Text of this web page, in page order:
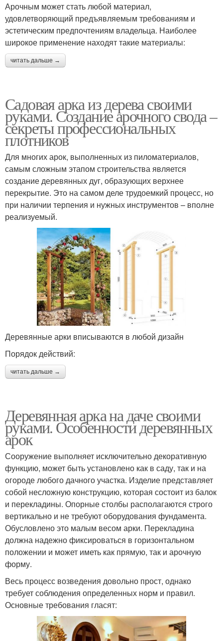
Арочным может стать любой материал,
удовлетворяющий предъявляемым требованиям и
эстетическим предпочтениям владельца. Наиболее
широкое применение находят такие материалы:
читать дальше →
Садовая арка из дерева своими
руками. Создание арочного свода –
секреты профессиональных
плотников
Для многих арок, выполненных из пиломатериалов,
самым сложным этапом строительства является
создание деревянных дуг, образующих верхнее
перекрытие. Это на самом деле трудоемкий процесс, но
при наличии терпения и нужных инструментов – вполне
реализуемый.
Деревянные арки вписываются в любой дизайн
Порядок действий:
читать дальше →
Деревянная арка на даче своими
руками. Особенности деревянных
арок
Сооружение выполняет исключительно декоративную
функцию, может быть установлено как в саду, так и на
огороде любого дачного участка. Изделие представляет
собой несложную конструкцию, которая состоит из балок
и перекладины. Опорные столбы располагаются строго
вертикально и не требуют оборудования фундамента.
Обусловлено это малым весом арки. Перекладина
должна надежно фиксироваться в горизонтальном
положении и может иметь как прямую, так и арочную
форму.
Весь процесс возведения довольно прост, однако
требует соблюдения определенных норм и правил.
Основные требования гласят: